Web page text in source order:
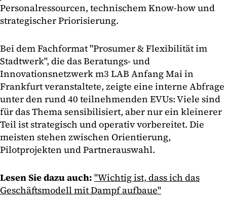
Personalressourcen, technischem Know-how und
strategischer Priorisierung.
Bei dem Fachformat "Prosumer & Flexibilität im
Stadtwerk", die das Beratungs- und
Innovationsnetzwerk m3 LAB Anfang Mai in
Frankfurt veranstaltete, zeigte eine interne Abfrage
unter den rund 40 teilnehmenden EVUs: Viele sind
für das Thema sensibilisiert, aber nur ein kleinerer
Teil ist strategisch und operativ vorbereitet. Die
meisten stehen zwischen Orientierung,
Pilotprojekten und Partnerauswahl.
Lesen Sie dazu auch: "Wichtig ist, dass ich das
Geschäftsmodell mit Dampf aufbaue"